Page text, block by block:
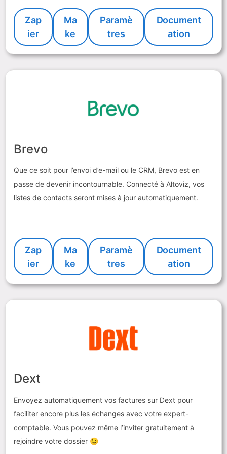
Zap
ier
Ma
ke
Paramè
tres
Document
ation
Brevo
Que ce soit pour l’envoi d’e-mail ou le CRM, Brevo est en
passe de devenir incontournable. Connecté à Altoviz, vos
listes de contacts seront mises à jour automatiquement.
Zap
ier
Ma
ke
Paramè
tres
Document
ation
Dext
Envoyez automatiquement vos factures sur Dext pour
faciliter encore plus les échanges avec votre expert-
comptable. Vous pouvez même l’inviter gratuitement à
rejoindre votre dossier 😉